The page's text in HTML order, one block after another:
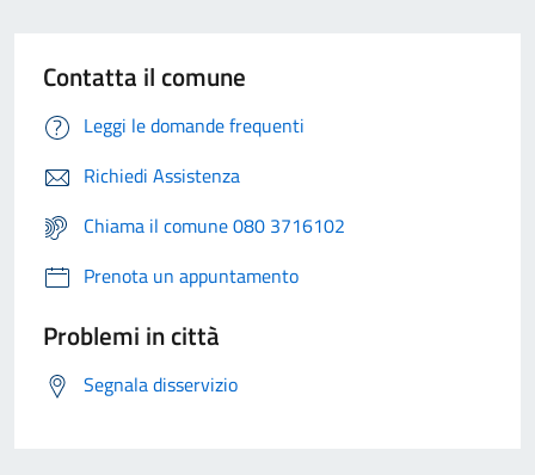
Contatta il comune
Leggi le domande frequenti
Richiedi Assistenza
Chiama il comune 080 3716102
Prenota un appuntamento
Problemi in città
Segnala disservizio